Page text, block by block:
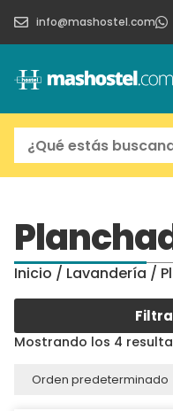
info@mashostel.com
Inicio / Lavandería /
Mostrando los 4